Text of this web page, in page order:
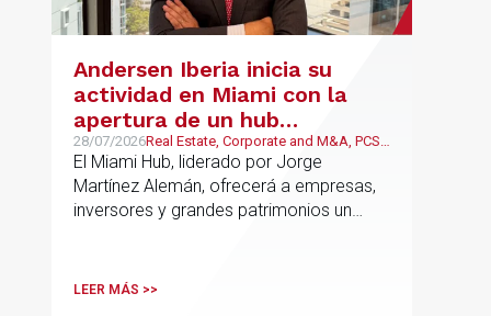
Andersen Iberia inicia su
actividad en Miami con la
apertura de un hub
estratégico para reforzar el
asesoramiento fiscal, legal y
patrimonial conectando
Europa y Latinoamérica
28/07/2026Real Estate, Corporate and M&A, PCS,
Wealth Management & Family
Business
El Miami Hub, liderado por Jorge
Martínez Alemán, ofrecerá a empresas,
inversores y grandes patrimonios un
Latinoamérica y otros mercados
LEER MÁS >>